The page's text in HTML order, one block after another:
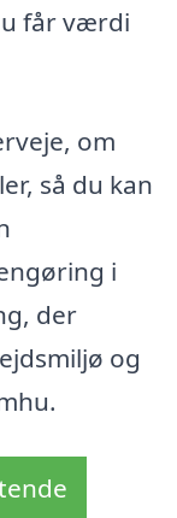
får værdi
om
så du kan
i
der
og